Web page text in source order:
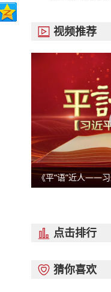
 视频推荐
 点击排行
 猜你喜欢